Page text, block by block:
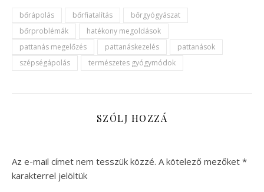
bőrápolás bőrfiatalítás
bőrgyógyászat
bőrproblémák
hatékony megoldások
pattanás megelőzés
pattanáskezelés
pattanások
szépségápolás
természetes gyógymódok
SZÓLJ HOZZÁ
Az e-mail címet nem tesszük közzé. A kötelező mezőket *
karakterrel jelöltük